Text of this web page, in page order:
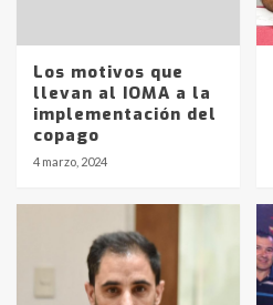
Los motivos que
llevan al IOMA a la
implementación del
copago
4 marzo, 2024